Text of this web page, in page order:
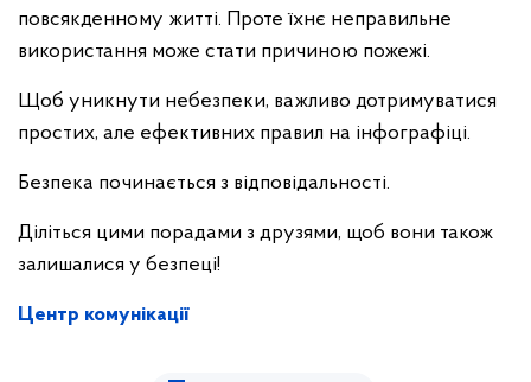
повсякденному житті. Проте їхнє неправильне
використання може стати причиною пожежі.
Щоб уникнути небезпеки, важливо дотримуватися
простих, але ефективних правил на інфографіці.
Безпека починається з відповідальності.
Діліться цими порадами з друзями, щоб вони також
залишалися у безпеці!
Центр комунікації